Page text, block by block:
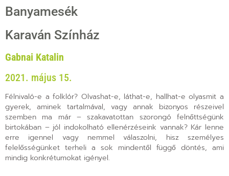
Banyamesék
Karaván Színház
Gabnai Katalin
2021. május 15.
Félnivaló-e a folklór? Olvashat-e, láthat-e, hallhat-e olyasmit a
gyerek, aminek tartalmával, vagy annak bizonyos részeivel
szemben ma már – szakavatottan szorongó felnőttségünk
birtokában – jól indokolható ellenérzéseink vannak? Kár lenne
erre igennel vagy nemmel válaszolni, hisz személyes
felelősségünket terheli a sok mindentől függő döntés, ami
mindig konkrétumokat igényel.